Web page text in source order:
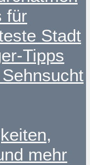
für
Stadt
Tipps
mehr